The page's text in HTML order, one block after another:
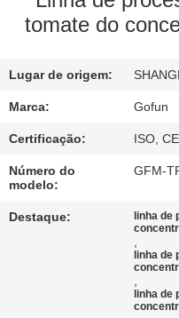
SOBRE
EXCURSÃO
DA
FÁBRICA
CONTROLE
QUALIDADE
tomate do
Lugar de origem:
Marca: Gofun
Certificação: ISO,
Número do
modelo:
GFM-
Destaque:
linha de
,
linha de
,
linha de